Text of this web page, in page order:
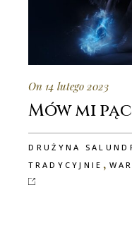
On 14 lutego 2023
Mów mi
DRUŻYNA
TRADYCYJNIE ,